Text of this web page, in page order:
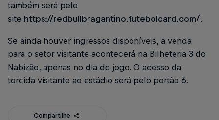
também será pelo
site https://redbullbragantino.futebolcard.com/.
Se ainda houver ingressos disponíveis, a venda
para o setor visitante acontecerá na Bilheteria 3 do
Nabizão, apenas no dia do jogo. O acesso da
torcida visitante ao estádio será pelo portão 6.
Compartilhe